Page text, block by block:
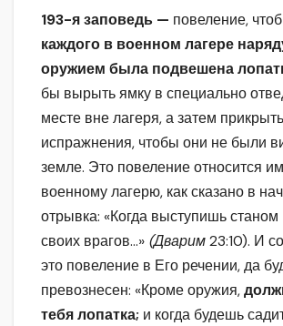
193-я заповедь — повеление,
каждого в военном лагере
оружием была подвешена
бы вырыть ямку в специально
месте вне лагеря, а затем
испражнения, чтобы они не были
земле. Это повеление относится
военному лагерю, как сказано в
отрывка: «Когда выступишь станом
своих врагов…» (Дварим23:10). И
это повеление в Его речении, да
превознесен: «Кроме оружия,
тебя лопатка; и когда будешь